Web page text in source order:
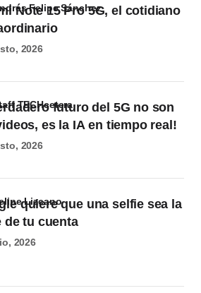
Note 15 Pro 5G, el cotidiano
Felipe Sánchez
2026
futuro del 5G no son
es la IA en tiempo real!
TECHcetera
2026
quiere que una selfie sea la
de tu cuenta
Lizcano
2026